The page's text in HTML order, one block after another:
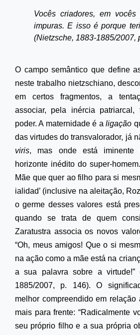
Vocês criadores, em
impuras. E isso é porque
(Nietzsche, 1883-1885/2007,
O campo semântico que define
neste trabalho nietzschiano,
em certos fragmentos, a
associar, pela inércia patriarcal,
poder. A maternidade é aligação
das virtudes do transvalorador, já
viris, mas onde está iminente
horizonte inédito do super-
Mãe que quer ao filho para si
ialidad’ (inclusive na aleitação,
o germe desses valores está
quando se trata de quem
Zaratustra associa os novos
“Oh, meus amigos! Que o si
na ação como a mãe está na
a sua palavra sobre a virtude!”
1885/2007, p. 146). O
melhor compreendido em relação
mais para frente: “Radicalmente
seu próprio filho e a sua própria